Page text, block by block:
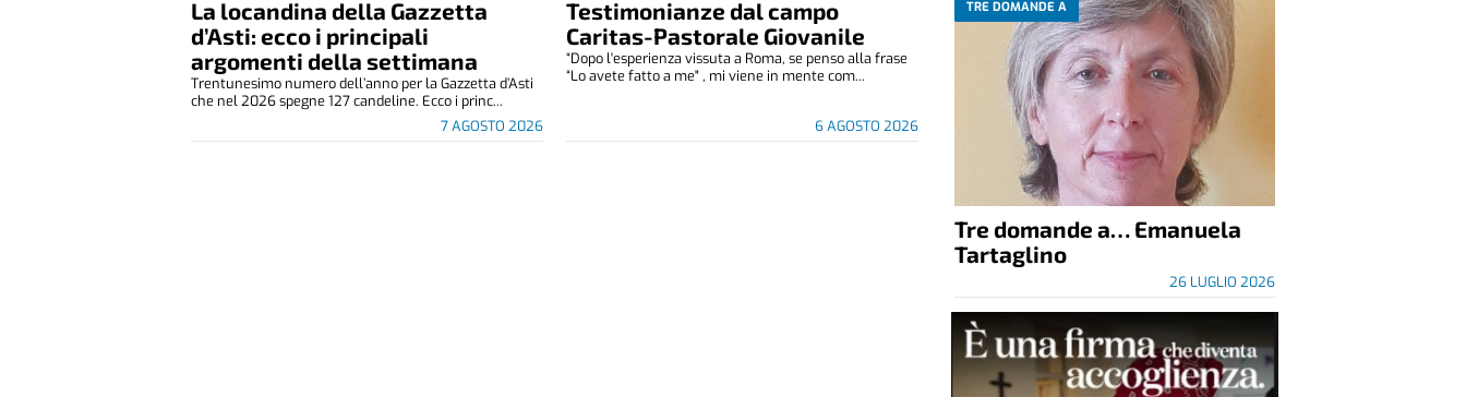
La locandina della Gazzetta
d’Asti: ecco i principali
argomenti della settimana
7 AGOSTO 2026
Trentunesimo numero dell’anno per la Gazzetta d’Asti
che nel 2026 spegne 127 candeline. Ecco i princ...
Testimonianze dal campo
Caritas-Pastorale Giovanile
6 AGOSTO 2026
“Dopo l'esperienza vissuta a Roma, se penso alla frase
“Lo avete fatto a me" , mi viene in mente com...
TRE DOMANDE A
Tre domande a… Emanuela
Tartaglino
26 LUGLIO 2026